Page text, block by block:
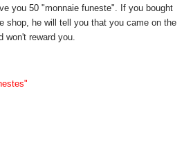
you 50 "monnaie funeste". If you bought
shop, he will tell you that you came on the
won't reward you.